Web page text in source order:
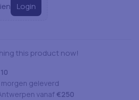
Login
this product now!
morgen geleverd
vanaf €250